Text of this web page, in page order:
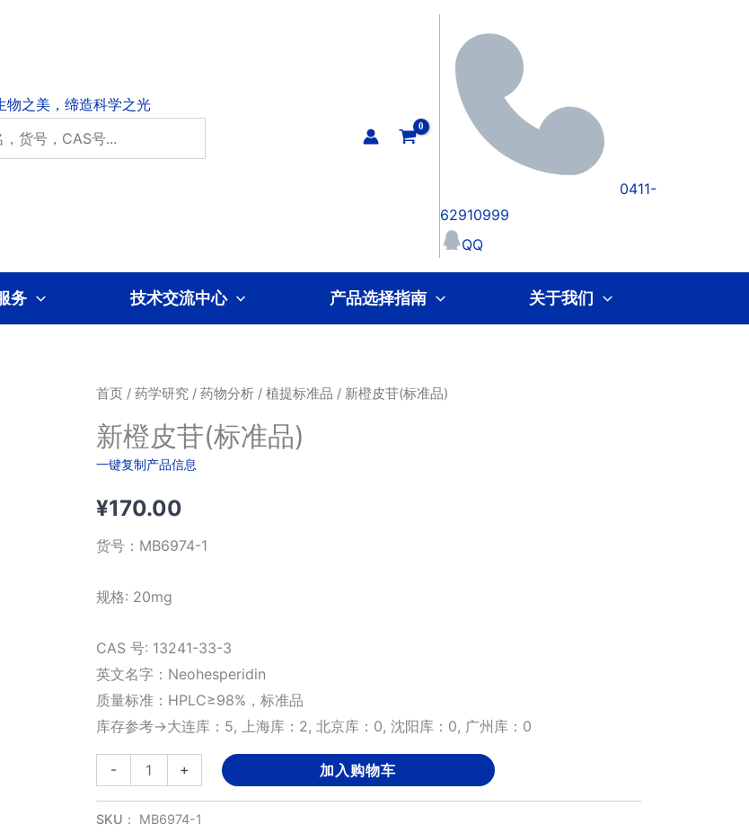
0411-
62910999
QQ
务 技术交流中心 产品选择指南 关于我们
首页/ 药学研究/ 药物分析/ 植提标准品 / 新橙皮苷(标准品)
新橙皮苷(标准品)
一键复制产品信息
¥170.00
货号： MB6974-1
规格: 20mg
CAS 号: 13241-33-3
英文名字：Neohesperidin
质量标准：HPLC≥98%，标准品
库存参考→大连库：5, 上海库：2, 北京库：0, 沈阳库：0, 广州库：0
-
橙
皮
+ 加入购物车
SKU： MB6974-1